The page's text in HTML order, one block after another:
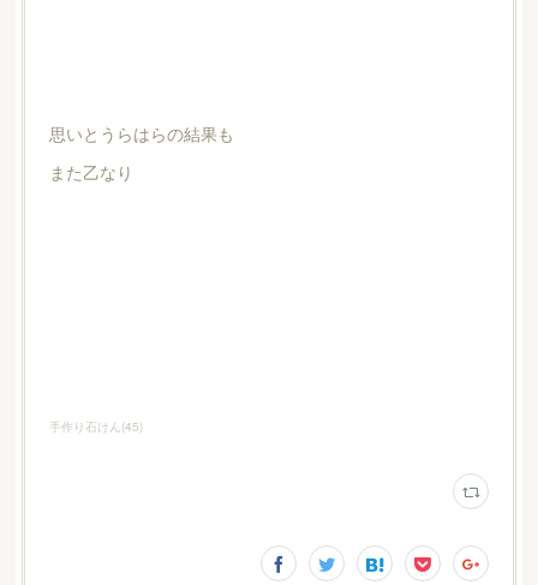
思いとうらはらの結果も
また乙なり
手作り石けん(45)